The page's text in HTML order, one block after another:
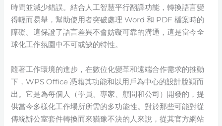
時間並減少錯誤。結合人工智慧平行翻譯功能，轉換語言變
得輕而易舉，幫助使用者突破處理 Word 和 PDF 檔案時的
障礙。這保證了語言差異不會妨礙可靠的溝通，這是當今全
球化工作氛圍中不可或缺的特性。
隨著工作環境的進步，在數位化變革和遠端合作需求的推動
下，WPS Office 憑藉其功能和以用戶為中心的設計脫穎而
出。它是為每個人（學員、專家、顧問和公司）開發的，提
供當今多樣化工作場所所需的多功能性。對於那些可能對從
傳統辦公室套件轉換而來猶豫不決的人來說，從其官方網站